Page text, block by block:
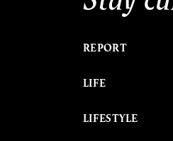
REPORT
LIFE
LIFESTYLE